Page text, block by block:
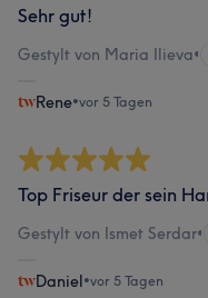
Sehr gut!
Gestylt von Maria Ilieva•
Rene•vor 5 Tagen
Top Friseur der sein
Gestylt von Ismet Serdar•
Daniel•vor 5 Tagen